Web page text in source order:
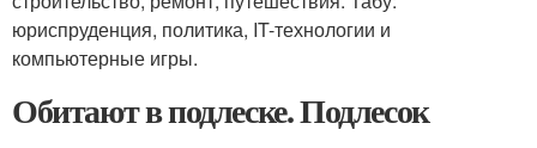
юриспруденция, политика, IT-технологии и
компьютерные игры.
Обитают в подлеске. Подлесок